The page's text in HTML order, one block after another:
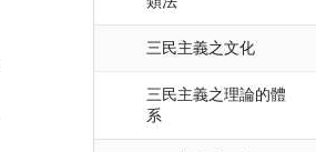
三民主義之文化
三民主義之理論的體
系